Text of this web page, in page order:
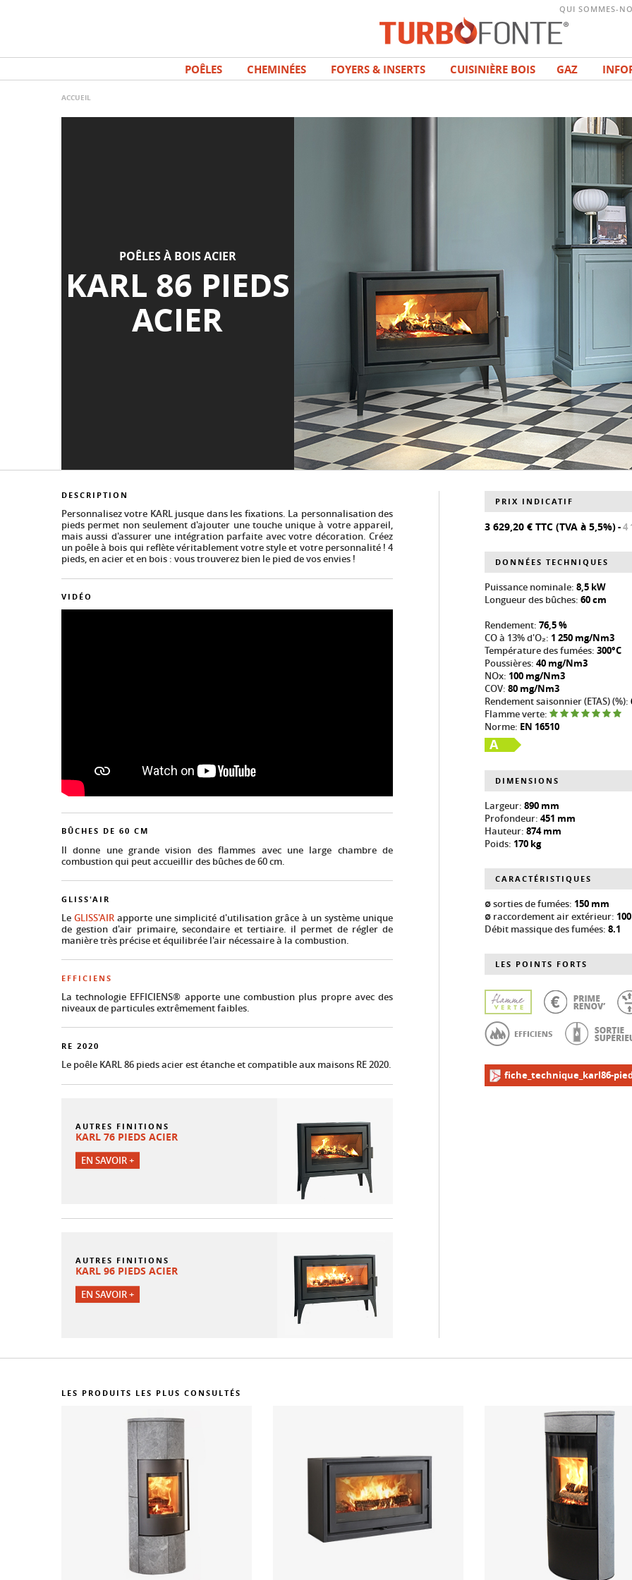
principal
QUI SOMMES-
POÊLES CHEMINÉES FOYERS & INSERTS CUISINIÈRE BOIS GAZ
ACCUEIL
POÊLES À BOIS ACIER
KARL 86 PIEDS
ACIER
DESCRIPTION
Personnalisez votre KARL jusque dans les fixations. La personnalisation des
pieds permet non seulement d'ajouter une touche unique à votre appareil,
mais aussi d'assurer une intégration parfaite avec votre décoration. Créez
un poêle à bois qui reflète véritablement votre style et votre personnalité ! 4
pieds, en acier et en bois : vous trouverez bien le pied de vos envies !
VIDÉO
BÛCHES DE 60 CM
Il donne une grande vision des flammes avec une large chambre de
combustion qui peut accueillir des bûches de 60 cm.
GLISS'AIR
Le GLISS'AIR apporte une simplicité d'utilisation grâce à un système unique
de gestion d'air primaire, secondaire et tertiaire. il permet de régler de
manière très précise et équilibrée l'air nécessaire à la combustion.
EFFICIENS
La technologie EFFICIENS® apporte une combustion plus propre avec des
niveaux de particules extrêmement faibles.
RE 2020
Le poêle KARL 86 pieds acier est étanche et compatible aux maisons RE 2020.
AUTRES FINITIONS
KARL 76 PIEDS ACIER
EN SAVOIR +
AUTRES FINITIONS
KARL 96 PIEDS ACIER
EN SAVOIR +
PRIX INDICATIF
3 629,20 € TTC (TVA à 5,5%)-4
DONNÉES TECHNIQUES
Puissance nominale: 8,5 kW
Longueur des bûches: 60 cm
Rendement: 76,5 %
CO à 13% d'O₂: 1 250 mg/Nm3
Température des fumées: 300°C
Poussières: 40 mg/Nm3
NOx: 100 mg/Nm3
COV: 80 mg/Nm3
Rendement saisonnier (ETAS) (%):
Flamme verte:
Norme: EN 16510
A
DIMENSIONS
Largeur: 890 mm
Profondeur: 451 mm
Hauteur: 874 mm
Poids: 170 kg
CARACTÉRISTIQUES
ø sorties de fumées: 150 mm
ø raccordement air extérieur:
Débit massique des fumées: 8.1
LES POINTS FORTS
fiche_technique_karl86-
LES PRODUITS LES PLUS CONSULTÉS